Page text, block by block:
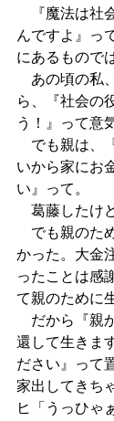
『魔法は社
んですよ』っ
にあるもので
あの頃の私
ら、『社会の
う！』って意
でも親は、
いから家にお
い』って。
葛藤したけど
でも親のた
かった。大金
ったことは感
て親のために
だから『親
還して生きま
ださい』って
家出してきち
ヒ「うっひゃ